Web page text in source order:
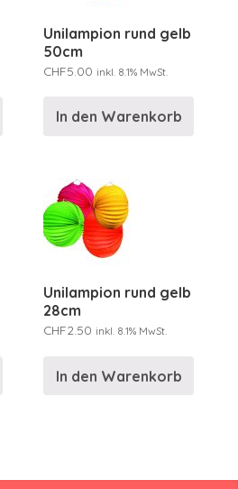
Unilampion rund gelb
50cm
CHF5.00 inkl. 8.1% MwSt.
In den Warenkorb
Unilampion rund gelb
28cm
CHF2.50 inkl. 8.1% MwSt.
In den Warenkorb